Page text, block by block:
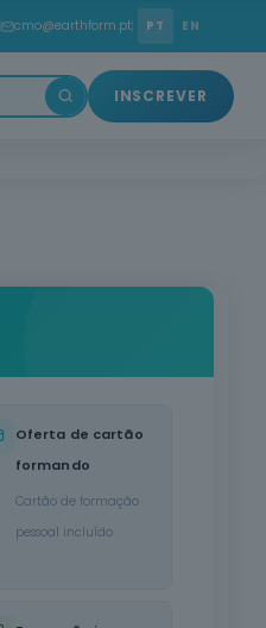
cmo@earthform.pt PT EN
INSCREVER
Oferta de cartão
formando
Cartão de formação
pessoal incluído